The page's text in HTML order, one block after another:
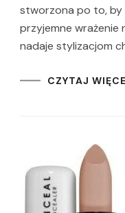
stworzona po to, by
przyjemne wrażenie
nadaje stylizacjom
CZYTAJ